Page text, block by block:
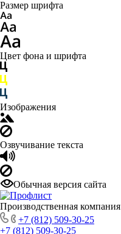
Размер шрифта
Цвет фона и шрифта
Изображения
Озвучивание текста
Обычная версия сайта
Производственная компания
+7 (812) 509-30-25
+7 (812) 509-30-25